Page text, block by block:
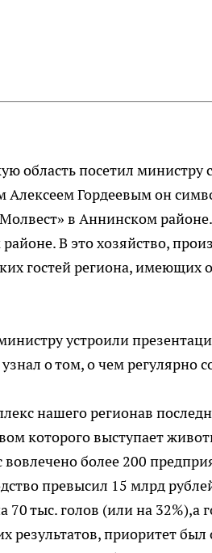
область посетил министру
Алексеем Гордеевым он
в Аннинском
В это хозяйство,
гостей региона,
устроили
о том, о чем
нашего регионав
которого выступает
вовлечено более 200
превысил 15 млрд
70 тыс. голов (или на 32%),а
результатов, приоритет